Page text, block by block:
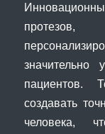
значительно
пациентов.
создавать
человека,